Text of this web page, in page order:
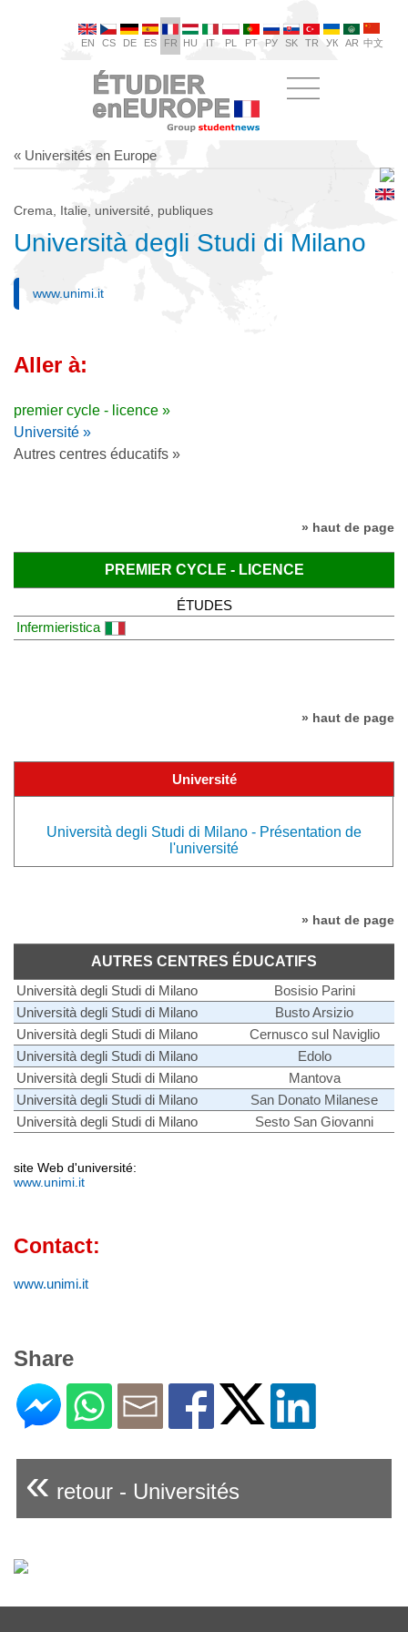
EN CS DE ES FR HU IT PL PT РУ SK TR УК AR 中文
« Universités en Europe
Crema, Italie, université, publiques
Università degli Studi di Milano
www.unimi.it
Aller à:
premier cycle - licence »
Université »
Autres centres éducatifs »
» haut de page
PREMIER CYCLE - LICENCE
ÉTUDES
Infermieristica
» haut de page
Université
Università degli Studi di Milano - Présentation de
l'université
» haut de page
AUTRES CENTRES ÉDUCATIFS
Università degli Studi di Milano
Bosisio Parini
Università degli Studi di Milano
Busto Arsizio
Università degli Studi di Milano
Cernusco sul Naviglio
Università degli Studi di Milano
Edolo
Università degli Studi di Milano
Mantova
Università degli Studi di Milano
San Donato Milanese
Università degli Studi di Milano
Sesto San Giovanni
site Web d'université:
www.unimi.it
Contact:
www.unimi.it
Share
« retour - Universités